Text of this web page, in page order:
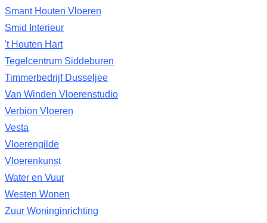
Smant Houten Vloeren
Smid Interieur
't Houten Hart
Tegelcentrum Siddeburen
Timmerbedrijf Dusseljee
Van Winden Vloerenstudio
Verbion Vloeren
Vesta
Vloerengilde
Vloerenkunst
Water en Vuur
Westen Wonen
Zuur Woninginrichting